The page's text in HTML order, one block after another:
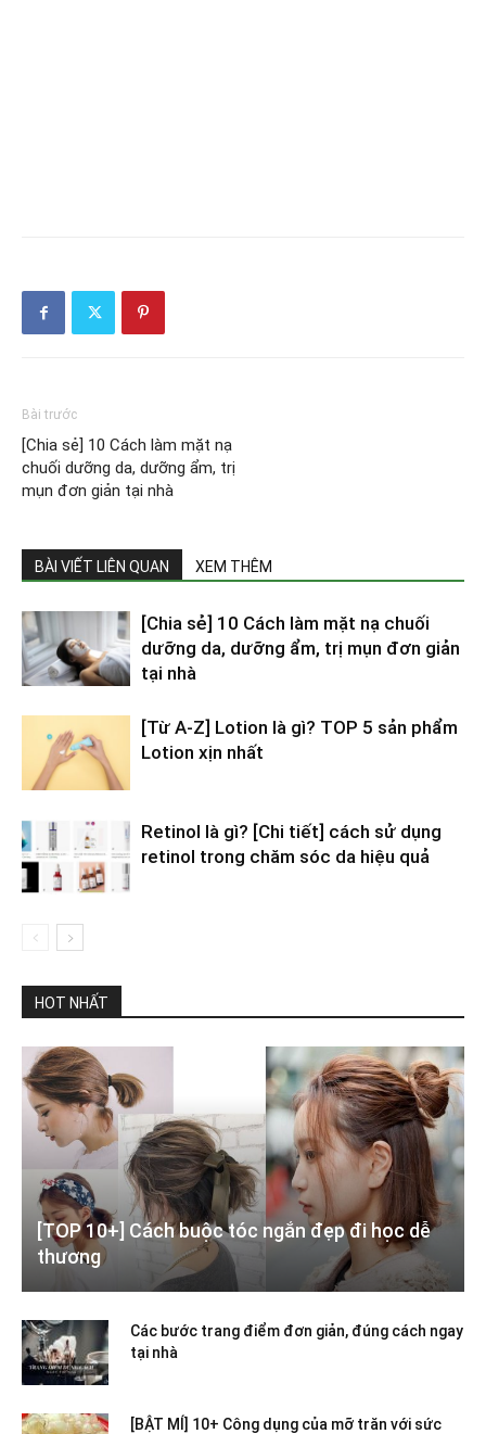
Bài trước
[Chia sẻ] 10 Cách làm mặt nạ
chuối dưỡng da, dưỡng ẩm, trị
mụn đơn giản tại nhà
BÀI VIẾT LIÊN QUAN XEM THÊM
[Chia sẻ] 10 Cách làm mặt nạ chuối
dưỡng da, dưỡng ẩm, trị mụn đơn giản
tại nhà
[Từ A-Z] Lotion là gì? TOP 5 sản phẩm
Lotion xịn nhất
Retinol là gì? [Chi tiết] cách sử dụng
retinol trong chăm sóc da hiệu quả
HOT NHẤT
[TOP 10+] Cách buộc tóc ngắn đẹp đi học dễ
thương
Các bước trang điểm đơn giản, đúng cách ngay
tại nhà
[BẬT MÍ] 10+ Công dụng của mỡ trăn với sức